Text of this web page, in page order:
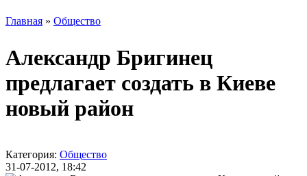
Главная » Общество
Александр Бригинец
предлагает создать в Киеве
новый район
Категория: Общество
31-07-2012, 18:42